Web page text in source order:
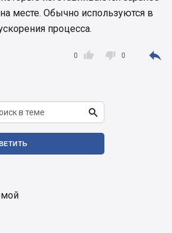
месте. Обычно используются в
процесса.

0  0 
